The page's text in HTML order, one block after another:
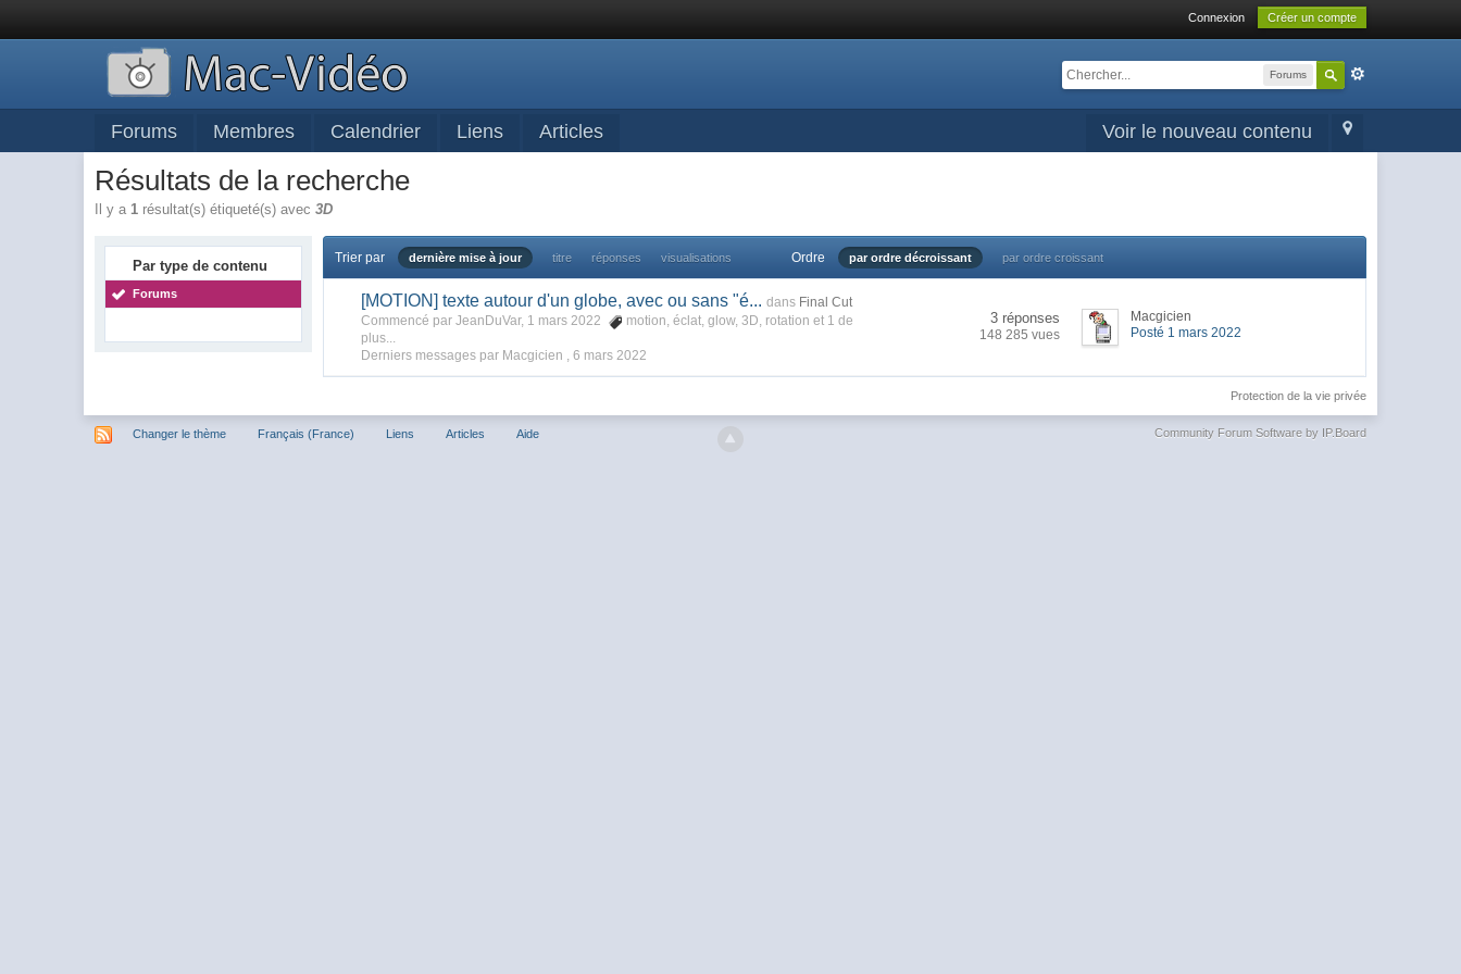
Connexion Créer un compte
Forums
Voir le nouveau contenu
Forums Membres Calendrier Liens Articles
Résultats de la recherche
Il y a1 résultat(s) étiqueté(s) avec3D
Par type de contenu
Forums
Trier par dernière mise à jour titre réponses visualisations Ordre par ordre décroissant par ordre croissant
[MOTION] texte autour d'un globe, avec ou sans "é... dans Final Cut
Commencé par JeanDuVar, 1 mars 2022
motion,éclat,glow,3D, rotation et 1 de
plus...
Derniers messages par Macgicien ,6 mars 2022
3 réponses
148 285 vues
Macgicien
Posté 1 mars 2022
Protection de la vie privée
Changer le thème Français (France) Liens Articles Aide Community Forum Software by IP.Board